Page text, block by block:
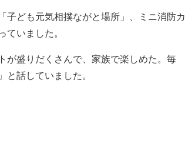
子ども元気相撲ながと場所」、ミニ消防カ
ていました。
が盛りだくさんで、家族で楽しめた。毎
話していました。